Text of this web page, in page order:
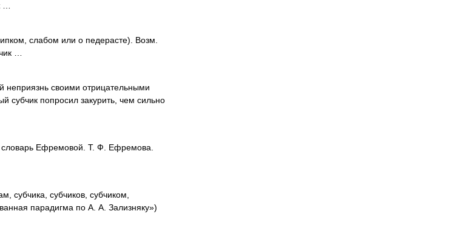
…
слабом или о педерасте). Возм.
…
своими отрицательными
субчик попросил закурить, чем сильно
словарь Ефремовой. Т. Ф. Ефремова.
субчика, субчиков, субчиком,
парадигма по А. А. Зализняку»)